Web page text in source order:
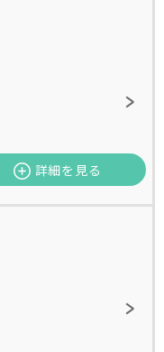
詳細を見る